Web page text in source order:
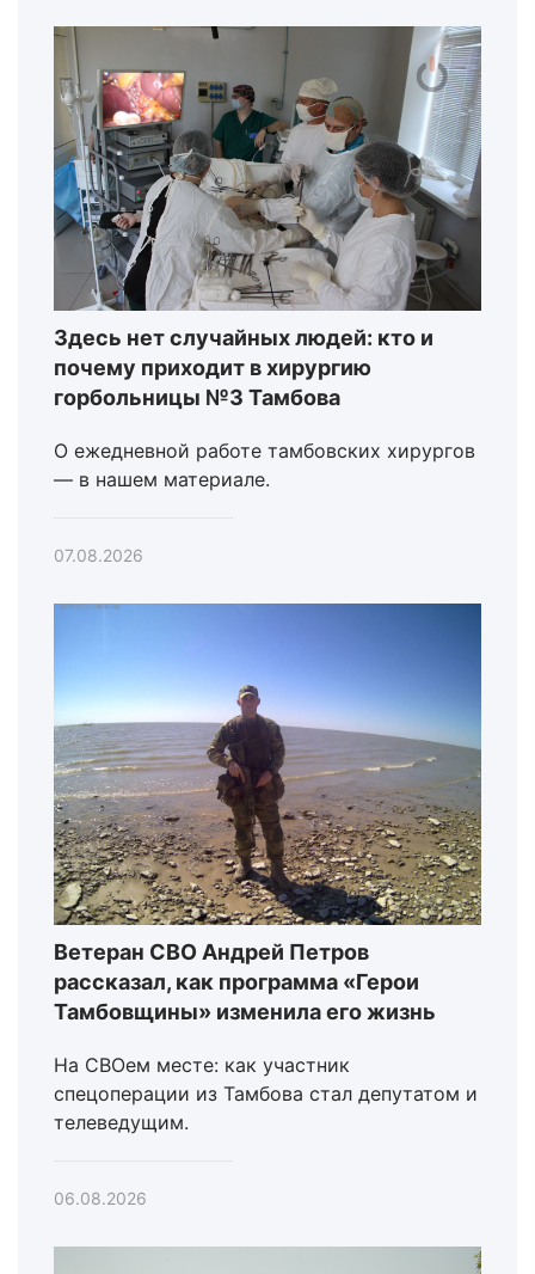
Здесь нет случайных людей: кто и
почему приходит в хирургию
горбольницы №3 Тамбова
О ежедневной работе тамбовских хирургов
— в нашем материале.
07.08.2026
Ветеран СВО Андрей Петров
рассказал, как программа «Герои
Тамбовщины» изменила его жизнь
На СВОем месте: как участник
спецоперации из Тамбова стал депутатом и
телеведущим.
06.08.2026